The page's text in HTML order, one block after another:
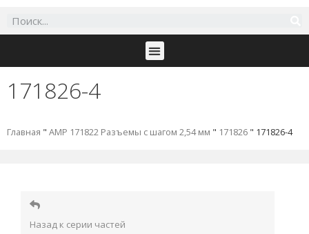
171826-4
Главная " AMP 171822 Разъемы с шагом 2,54 мм " 171826 " 171826-4
Назад к серии частей